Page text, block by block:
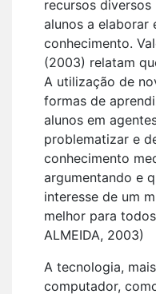
recursos
alunos a elaborar
conhecimento.
(2003) relatam
A utilização de
formas de
alunos em
problematizar e
conhecimento
argumentando e
interesse de um
melhor para
ALMEIDA, 2003)
A tecnologia,
computador,